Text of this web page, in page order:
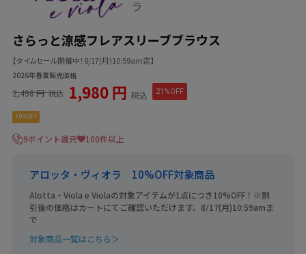
ラ
さらっと涼感フレアスリーブブラウス
【タイムセール開催中！8/17(月)10:59am迄】
2026年春夏販売価格
2,498 円 税込 1,980 円 税込 21%OFF
10%OFF
9ポイント還元 100件以上
アロッタ・ヴィオラ 10%OFF対象商品
Alotta・Viola e Violaの対象アイテムが1点につき10%OFF！※割
引後の価格はカートにてご確認いただけます。8/17(月)10:59amま
で
対象商品一覧はこちら＞